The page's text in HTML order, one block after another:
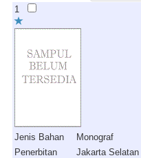
1
Jenis Bahan
Monograf
Penerbitan
Jakarta